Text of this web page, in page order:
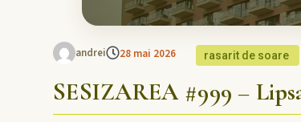
andrei 28 mai 2026 rasarit de soare
SESIZAREA #999 –